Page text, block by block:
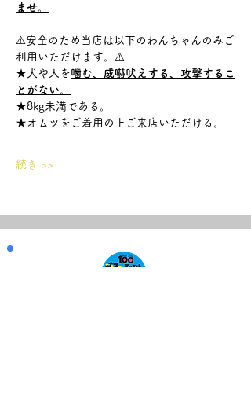
ませ。
⚠️安全のため当店は以下のわんちゃんのみご
利用いただけます。⚠️
★犬や人を噛む、威嚇吠えする、攻撃するこ
とがない。
★8kg未満である。
★オムツをご着用の上ご来店いただける。
続き >>